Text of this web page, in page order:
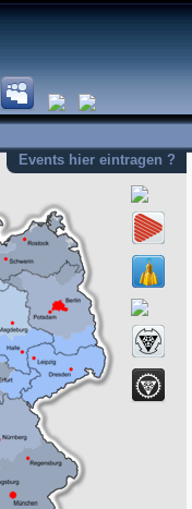
Events hier eintragen ?